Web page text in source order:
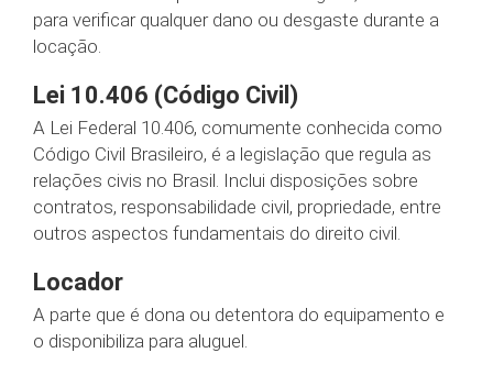
para verificar qualquer dano ou desgaste durante a
locação.
Lei 10.406 (Código Civil)
A Lei Federal 10.406, comumente conhecida como
Código Civil Brasileiro, é a legislação que regula as
relações civis no Brasil. Inclui disposições sobre
contratos, responsabilidade civil, propriedade, entre
outros aspectos fundamentais do direito civil.
Locador
A parte que é dona ou detentora do equipamento e
o disponibiliza para aluguel.